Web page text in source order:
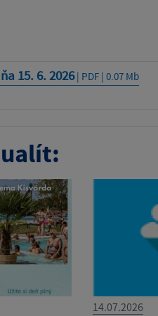
15. 6. 2026| PDF | 0.07 Mb
14.07.2026